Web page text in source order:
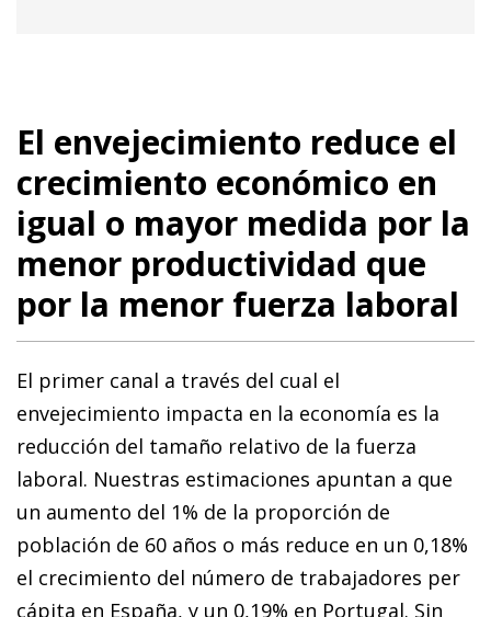
El envejecimiento reduce el
crecimiento económico en
igual o mayor medida por la
menor productividad que
por la menor fuerza laboral
El primer canal a través del cual el
envejecimiento impacta en la economía es la
reducción del tamaño relativo de la fuerza
laboral. Nuestras estimaciones apuntan a que
un aumento del 1% de la proporción de
población de 60 años o más reduce en un 0,18%
el crecimiento del número de trabajadores per
cápita en España, y un 0,19% en Portugal. Sin